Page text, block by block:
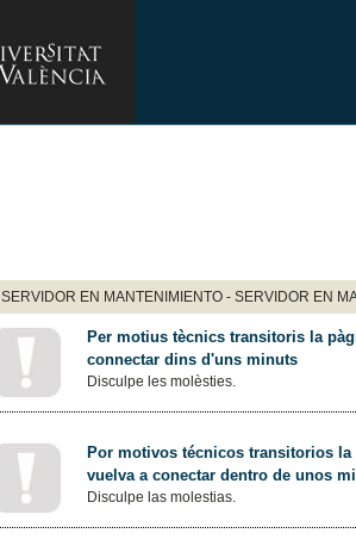
SERVIDOR EN MANTENIMIENTO - SERVIDOR EN
Per motius tècnics transitoris la
connectar dins d'uns minuts
Disculpe les molèsties.
Por motivos técnicos transitorios
vuelva a conectar dentro de unos
Disculpe las molestias.